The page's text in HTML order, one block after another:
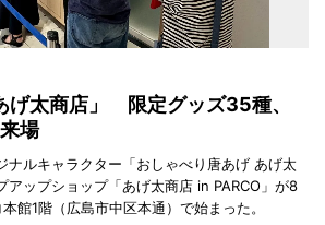
げ太商店」 限定グッズ35種、
場
ナルキャラクター「おしゃべり唐あげ あげ太
アップショップ「あげ太商店 in PARCO」が8
館1階（広島市中区本通）で始まった。